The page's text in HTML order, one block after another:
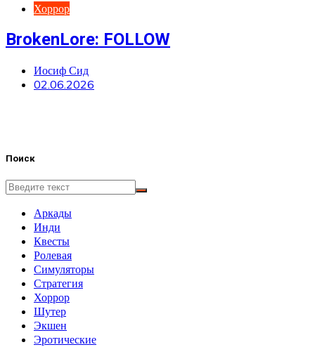
Хоррор
BrokenLore: FOLLOW
Иосиф Сид
02.06.2026
Поиск
Аркады
Инди
Квесты
Ролевая
Симуляторы
Стратегия
Хоррор
Шутер
Экшен
Эротические